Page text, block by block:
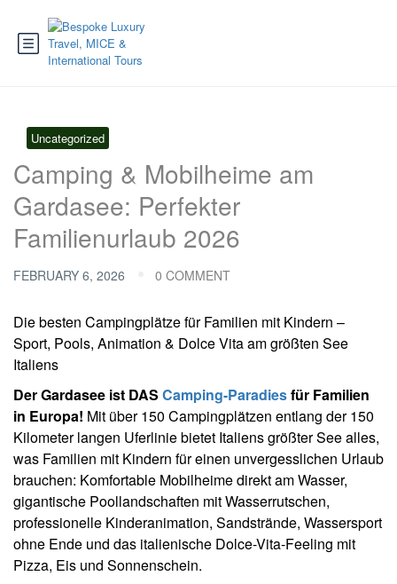
Uncategorized
Camping & Mobilheime am
Gardasee: Perfekter
Familienurlaub 2026
FEBRUARY 6, 2026 0 COMMENT
Die besten Campingplätze für Familien mit Kindern –
Sport, Pools, Animation & Dolce Vita am größten See
Italiens
Der Gardasee ist DAS Camping-Paradiesfür Familien
in Europa! Mit über 150 Campingplätzen entlang der 150
Kilometer langen Uferlinie bietet Italiens größter See alles,
was Familien mit Kindern für einen unvergesslichen Urlaub
brauchen: Komfortable Mobilheime direkt am Wasser,
gigantische Poollandschaften mit Wasserrutschen,
professionelle Kinderanimation, Sandstrände, Wassersport
ohne Ende und das italienische Dolce-Vita-Feeling mit
Pizza, Eis und Sonnenschein.